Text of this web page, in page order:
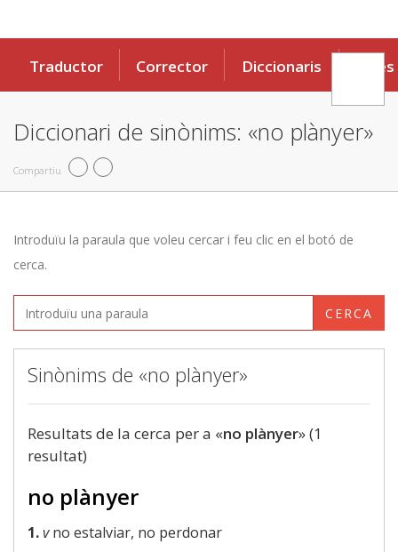
Traductor Corrector Diccionaris Eines
Diccionari de sinònims: «no plànyer»
Compartiu
Introduïu la paraula que voleu cercar i feu clic en el botó de
cerca.
CERCA
Sinònims de «no plànyer»
Resultats de la cerca per a «no plànyer» (1
resultat)
no plànyer
1.vno estalviar, no perdonar